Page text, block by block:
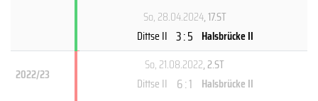
So, 28.04.2024, 17.ST
Dittse II 3 : 5 Halsbrücke II
2022/23
So, 21.08.2022, 2.ST
Dittse II 6 : 1 Halsbrücke II